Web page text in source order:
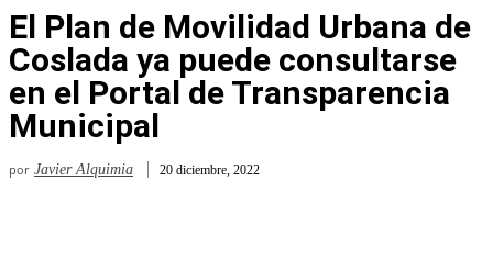
El Plan de Movilidad Urbana de
Coslada ya puede consultarse
en el Portal de Transparencia
Municipal
por Javier Alquimia 20 diciembre, 2022